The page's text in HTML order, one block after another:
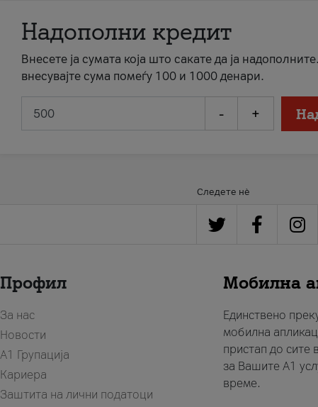
Надополни кредит
Внесете ја сумата која што сакате да ја
внесувајте сума помеѓу 100 и 1000 денари.
- +
Следете нè
Профил
За нас
Новости
А1 Групација
Кариера
Заштита на лични податоци
Мобилна
Единствено
мобилна
пристап до
за Вашите A1
време.